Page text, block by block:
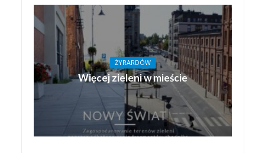
ŻYRARDÓW
Więcej zieleni w mieście